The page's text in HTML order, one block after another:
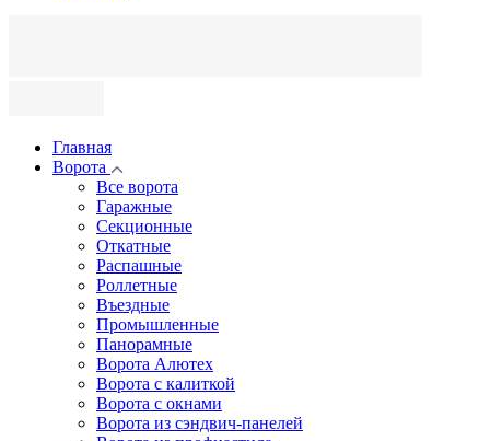
Главная
Ворота
Все ворота
Гаражные
Секционные
Откатные
Распашные
Роллетные
Въездные
Промышленные
Панорамные
Ворота Алютех
Ворота с калиткой
Ворота c окнами
Ворота из сэндвич-панелей